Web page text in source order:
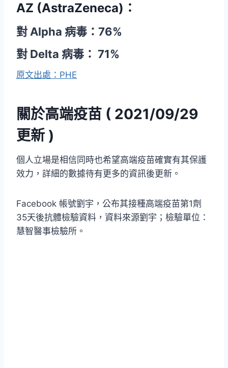
AZ (AstraZeneca)：
對 Alpha 病毒：76%
對 Delta 病毒： 71%
原文出處：PHE
關於高端疫苗 ( 2021/09/29
更新 )
個人立場是相信同時也希望高端疫苗確實有其保護
效力，詳細的數據待有更多的資訊後更新。
Facebook 帳號劉宇，公布其接種高端疫苗第1劑
35天後抗體檢驗資料，資料來源劉宇；檢驗單位：
慧智醫事檢驗所。